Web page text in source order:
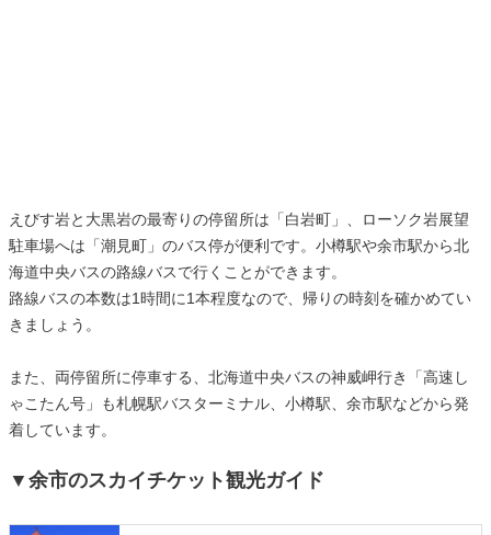
えびす岩と大黒岩の最寄りの停留所は「白岩町」、ローソク岩展望
駐車場へは「潮見町」のバス停が便利です。小樽駅や余市駅から北
海道中央バスの路線バスで行くことができます。
路線バスの本数は1時間に1本程度なので、帰りの時刻を確かめてい
きましょう。
また、両停留所に停車する、北海道中央バスの神威岬行き「高速し
ゃこたん号」も札幌駅バスターミナル、小樽駅、余市駅などから発
着しています。
▼余市のスカイチケット観光ガイド